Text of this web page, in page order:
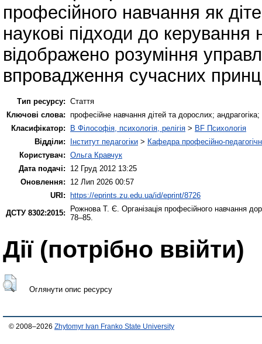
професійного навчання як
наукові підходи до
відображено розуміння
впровадження сучасних
Тип ресурсу: Стаття
Ключові слова: професійне навчання дітей та дорослих;
Класифікатор:
B Філософія, психологія, релігія > BF Психологія
Відділи:
Інститут педагогіки > Кафедра професійно-
Користувач: Ольга Кравчук
Дата подачі:
12 Груд 2012 13:25
Оновлення:
12 Лип 2026 00:57
URI: https://eprints.zu.edu.ua/id/eprint/8726
ДСТУ 8302:2015:
Рожнова Т. Є. Організація професійного навчання
78–85.
Дії ​​(потрібно ввійти)
Оглянути опис ресурсу
© 2008–2026 Zhytomyr Ivan Franko State University